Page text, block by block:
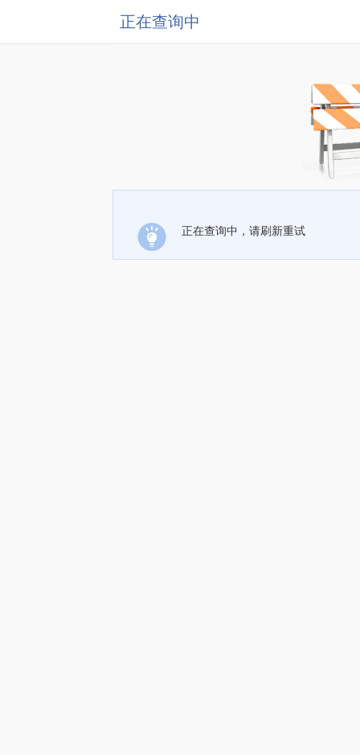
正在查询中
正在查询中，请刷新重试